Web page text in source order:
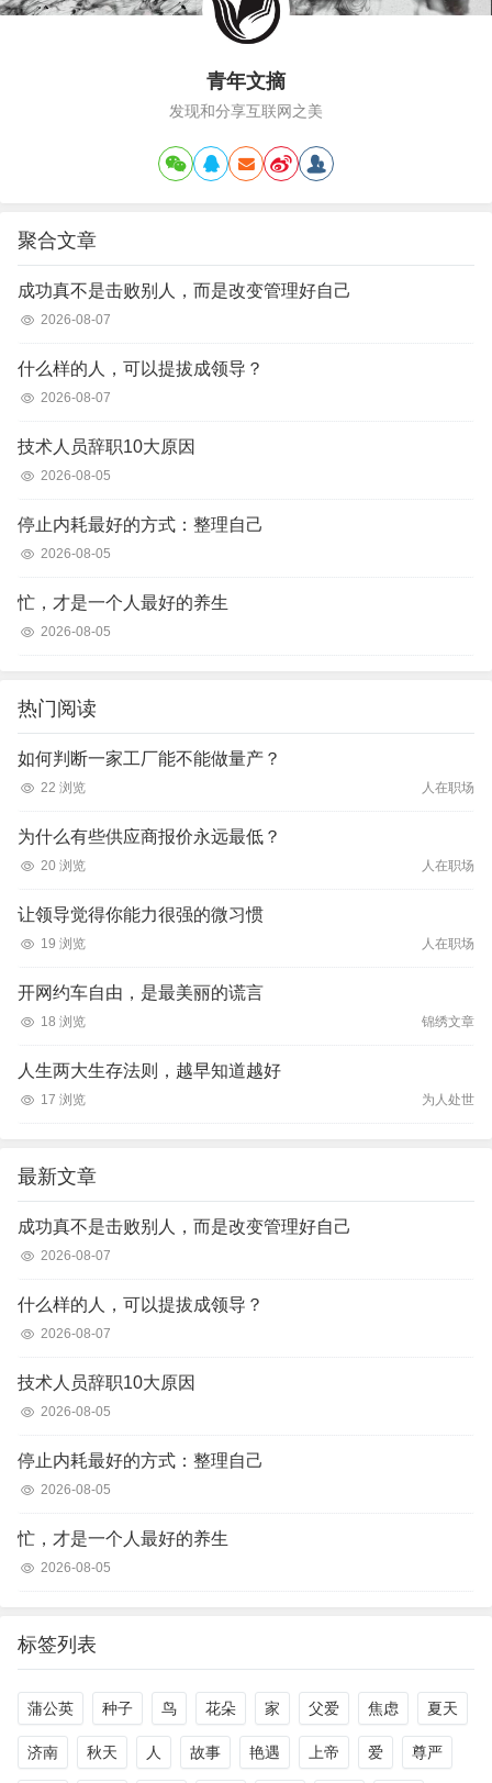
青年文摘
发现和分享互联网之美
聚合文章
成功真不是击败别人，而是改变管理好自己
2026-08-07
什么样的人，可以提拔成领导？
2026-08-07
技术人员辞职10大原因
2026-08-05
停止内耗最好的方式：整理自己
2026-08-05
忙，才是一个人最好的养生
2026-08-05
热门阅读
如何判断一家工厂能不能做量产？
22 浏览 人在职场
为什么有些供应商报价永远最低？
20 浏览 人在职场
让领导觉得你能力很强的微习惯
19 浏览 人在职场
开网约车自由，是最美丽的谎言
18 浏览 锦绣文章
人生两大生存法则，越早知道越好
17 浏览 为人处世
最新文章
成功真不是击败别人，而是改变管理好自己
2026-08-07
什么样的人，可以提拔成领导？
2026-08-07
技术人员辞职10大原因
2026-08-05
停止内耗最好的方式：整理自己
2026-08-05
忙，才是一个人最好的养生
2026-08-05
标签列表
蒲公英 种子 鸟 花朵 家 父爱 焦虑 夏天
济南 秋天 人 故事 艳遇 上帝 爱 尊严